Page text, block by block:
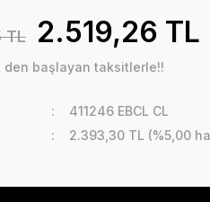
TL 2.519,26 TL
den başlayan taksitlerle!!
411246 EBCL CL
2.393,30 TL (%5,00